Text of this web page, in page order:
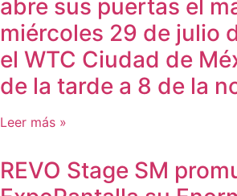
abre sus puertas el
miércoles 29 de julio
el WTC Ciudad de
de la tarde a 8 de la
Leer más »
REVO Stage SM